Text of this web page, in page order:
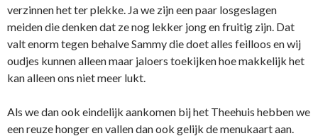
verzinnen het ter plekke. Ja we zijn een paar losgeslagen
meiden die denken dat ze nog lekker jong en fruitig zijn. Dat
valt enorm tegen behalve Sammy die doet alles feilloos en wij
oudjes kunnen alleen maar jaloers toekijken hoe makkelijk het
kan alleen ons niet meer lukt.
Als we dan ook eindelijk aankomen bij het Theehuis hebben we
een reuze honger en vallen dan ook gelijk de menukaart aan.